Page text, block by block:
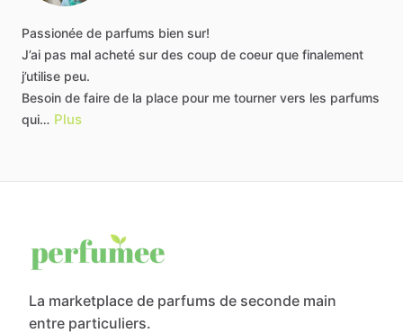
Passionée de parfums bien sur!
J’ai pas mal acheté sur des coup de coeur que finalement
j’utilise peu.
Besoin de faire de la place pour me tourner vers les parfums
qui… Plus
La marketplace de parfums de seconde main
entre particuliers.